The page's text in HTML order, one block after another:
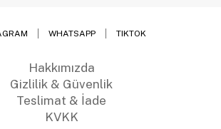
WHATSAPP TIKTOK
Hakkımızda
Gizlilik & Güvenlik
Teslimat & İade
KVKK